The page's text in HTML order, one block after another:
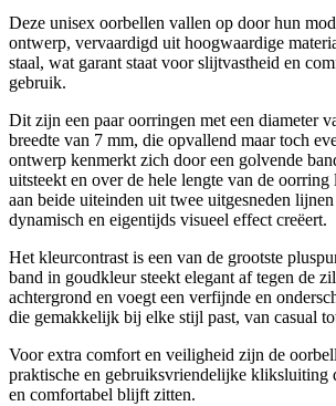
Deze unisex oorbellen vallen op door hun
ontwerp, vervaardigd uit hoogwaardige
staal, wat garant staat voor slijtvastheid en
gebruik.
Dit zijn een paar oorringen met een diameter
breedte van 7 mm, die opvallend maar toch
ontwerp kenmerkt zich door een golvende
uitsteekt en over de hele lengte van de
aan beide uiteinden uit twee uitgesneden
dynamisch en eigentijds visueel effect creëert.
Het kleurcontrast is een van de grootste
band in goudkleur steekt elegant af tegen de
achtergrond en voegt een verfijnde en
die gemakkelijk bij elke stijl past, van casual
Voor extra comfort en veiligheid zijn de
praktische en gebruiksvriendelijke kliksluiting
en comfortabel blijft zitten.